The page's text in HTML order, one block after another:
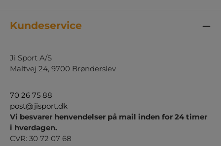
Kundeservice
Ji Sport A/S
Maltvej 24, 9700 Brønderslev
70 26 75 88
post@jisport.dk
Vi besvarer henvendelser på mail inden for 24 timer
i hverdagen.
CVR: 30 72 07 68